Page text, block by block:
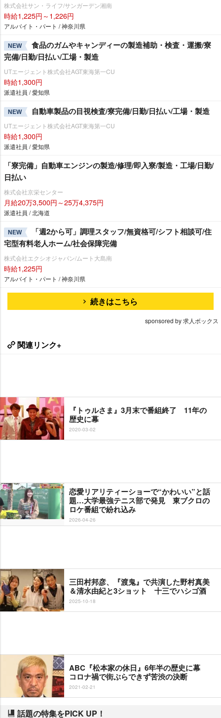
株式会社サン・ライフ/サンガーデン湘南
時給1,225円～1,226円
アルバイト・パート / 神奈川県
NEW
食品のガムやキャンディーの製造補助・検査・運搬/寮
完備/日勤/日払い/工場・製造
UTエージェント株式会社AGT東海第一CU
時給1,300円
派遣社員 / 愛知県
NEW 自動車製品の目視検査/寮完備/日勤/日払い/工場・製造
UTエージェント株式会社AGT東海第一CU
時給1,300円
派遣社員 / 愛知県
「寮完備」自動車エンジンの製造/修理/即入寮/製造・工場/日勤/
日払い
株式会社京栄センター
月給20万3,500円～25万4,375円
派遣社員 / 北海道
NEW
「週2から可」調理スタッフ/無資格可/シフト相談可/住
宅型有料老人ホーム/社会保障完備
株式会社エクシオジャパン/ムート大島南
時給1,225円
アルバイト・パート / 神奈川県
続きはこちら
sponsored by 求人ボックス
関連リンク+
『トゥルさま』3月末で番組終了 11年の
歴史に幕
2020-03-02
恋愛リアリティーショーで“かわいい”と話
題…大学最強テニス部で発見 東ブクロの
ロケ番組で紛れ込み
2026-04-26
三田村邦彦、『渡鬼』で共演した野村真美
＆清水由紀と3ショット 十三でハシゴ酒
2025-10-18
ABC『松本家の休日』6年半の歴史に幕
コロナ禍で街ぶらできず苦渋の決断
2021-02-21
話題の特集をPICK UP！